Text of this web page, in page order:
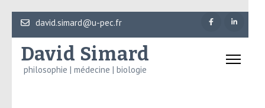
Aller
au
contenu
(Pressez
david.simard@u-pec.fr
David Simard
philosophie | médecine | biologie